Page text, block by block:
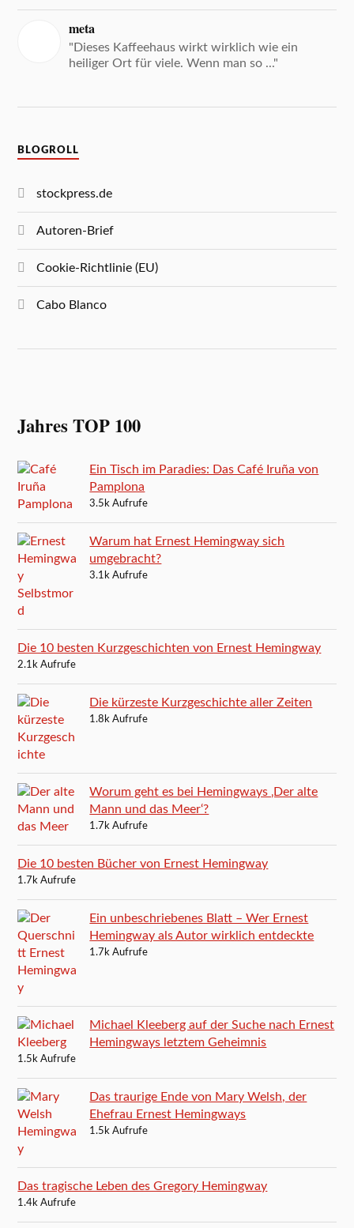
meta
"Dieses Kaffeehaus wirkt wirklich wie ein
heiliger Ort für viele. Wenn man so ..."
BLOGROLL
stockpress.de
Autoren-Brief
Cookie-Richtlinie (EU)
Cabo Blanco
Jahres TOP 100
Ein Tisch im Paradies: Das Café Iruña von
Pamplona
3.5k Aufrufe
Warum hat Ernest Hemingway sich
umgebracht?
3.1k Aufrufe
Die 10 besten Kurzgeschichten von Ernest Hemingway
2.1k Aufrufe
Die kürzeste Kurzgeschichte aller Zeiten
1.8k Aufrufe
Worum geht es bei Hemingways ‚Der alte
Mann und das Meer‘?
1.7k Aufrufe
Die 10 besten Bücher von Ernest Hemingway
1.7k Aufrufe
Ein unbeschriebenes Blatt – Wer Ernest
Hemingway als Autor wirklich entdeckte
1.7k Aufrufe
Michael Kleeberg auf der Suche nach Ernest
Hemingways letztem Geheimnis
1.5k Aufrufe
Das traurige Ende von Mary Welsh, der
Ehefrau Ernest Hemingways
1.5k Aufrufe
Das tragische Leben des Gregory Hemingway
1.4k Aufrufe